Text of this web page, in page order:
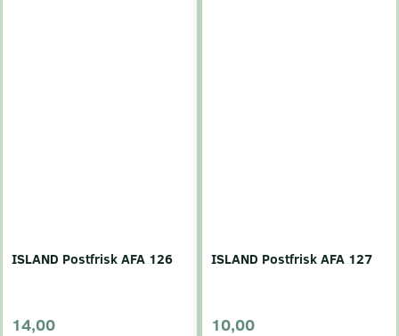
ISLAND Postfrisk AFA 126
14,00
ISLAND Postfrisk AFA 127
10,00